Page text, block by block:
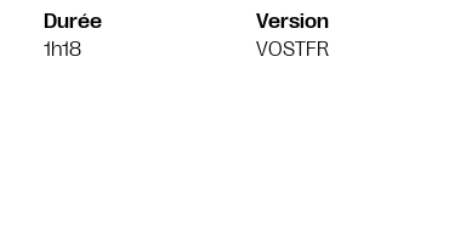
Durée
1h18
Version
VOSTFR